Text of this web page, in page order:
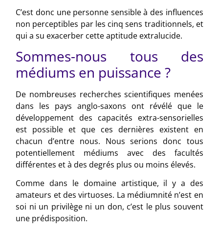
C’est donc une personne sensible à des influences
non perceptibles par les cinq sens traditionnels, et
qui a su exacerber cette aptitude extralucide.
Sommes-nous tous des
médiums en puissance ?
De nombreuses recherches scientifiques menées
dans les pays anglo-saxons ont révélé que le
développement des capacités extra-sensorielles
est possible et que ces dernières existent en
chacun d’entre nous. Nous serions donc tous
potentiellement médiums avec des facultés
différentes et à des degrés plus ou moins élevés.
Comme dans le domaine artistique, il y a des
amateurs et des virtuoses. La médiumnité n’est en
soi ni un privilège ni un don, c’est le plus souvent
une prédisposition.